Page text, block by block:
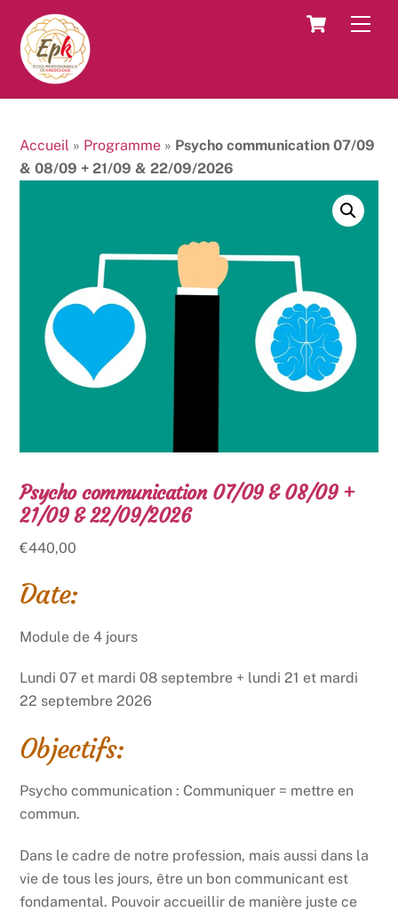
content
Cart
Accueil » Programme » Psycho communication 07/09
& 08/09 + 21/09 & 22/09/2026
Psycho communication 07/09 & 08/09 +
21/09 & 22/09/2026
€440,00
Date:
Module de 4 jours
Lundi 07 et mardi 08 septembre + lundi 21 et mardi
22 septembre 2026
Objectifs:
Psycho communication : Communiquer = mettre en
commun.
Dans le cadre de notre profession, mais aussi dans la
vie de tous les jours, être un bon communicant est
fondamental. Pouvoir accueillir de manière juste ce